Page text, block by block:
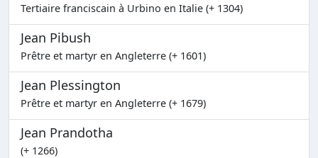
Tertiaire franciscain à Urbino en Italie (+ 1304)
Jean Pibush
Prêtre et martyr en Angleterre (+ 1601)
Jean Plessington
Prêtre et martyr en Angleterre (+ 1679)
Jean Prandotha
(+ 1266)